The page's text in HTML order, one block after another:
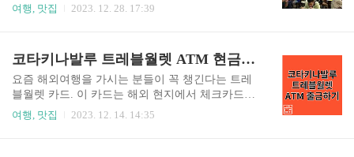
그런지 웨이팅이 없는 한산한 모습이었습니다. 다
블이 가능하다는 것입니다. 출발 전에 캐치테이블
어플로 웨이팅 현황을 확인한 후 원격..
이름에 어떤 음식일까 궁금하실 것 같습니다. 락사
아의 전통 국수 요리로 중국에서 말레이 반도로 이
주해 온 중국인들이 들여온 국수가 락사의 기원으
로 알려져 있습니다. 생선이나 닭을 우린 육수에 쌀
국수를 넣어 먹는 음식입니다.락사는 크게 두 가지
로 나뉘게 됩니다. 아쌈 락사는 타마린드 즙이 들어
여행, 맛집 2023. 12. 28. 17:39
코타키나발루 트레블월렛 ATM 현금 인출하는 방법
요즘 해외여행을 가시는 분들이 꼭 챙긴다는 트레
블월렛 카드. 이 카드는 해외 현지에서 체크카드처
럼 결제할 수도 있고 ATM 기기에서 현금 출금도
여행, 맛집 2023. 12. 14. 14:35